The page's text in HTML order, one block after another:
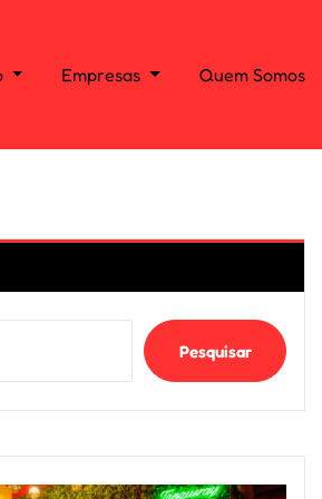
Empresas Quem Somos
Pesquisar